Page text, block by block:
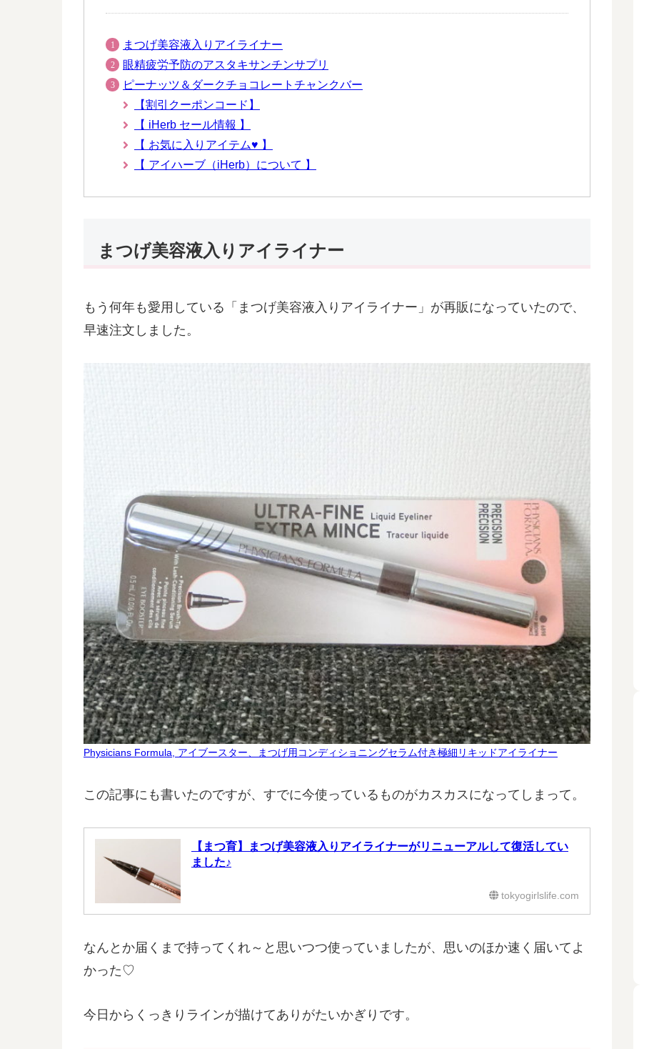
まつげ美容液入りアイライナー
眼精疲労予防のアスタキサンチンサプリ
ピーナッツ＆ダークチョコレートチャンクバー
【割引クーポンコード】
【 iHerb セール情報 】
【 お気に入りアイテム♥ 】
【 アイハーブ（iHerb）について 】
まつげ美容液入りアイライナー
もう何年も愛用している「まつげ美容液入りアイライナー」が再販になっていたので、
早速注文しました。
Physicians Formula, アイブースター、まつげ用コンディショニングセラム付き極細リキッドアイライナー
この記事にも書いたのですが、すでに今使っているものがカスカスになってしまって。
【まつ育】まつげ美容液入りアイライナーがリニューアルして復活してい
ました♪
tokyogirlslife.com
なんとか届くまで持ってくれ～と思いつつ使っていましたが、思いのほか速く届いてよ
かった♡
今日からくっきりラインが描けてありがたいかぎりです。